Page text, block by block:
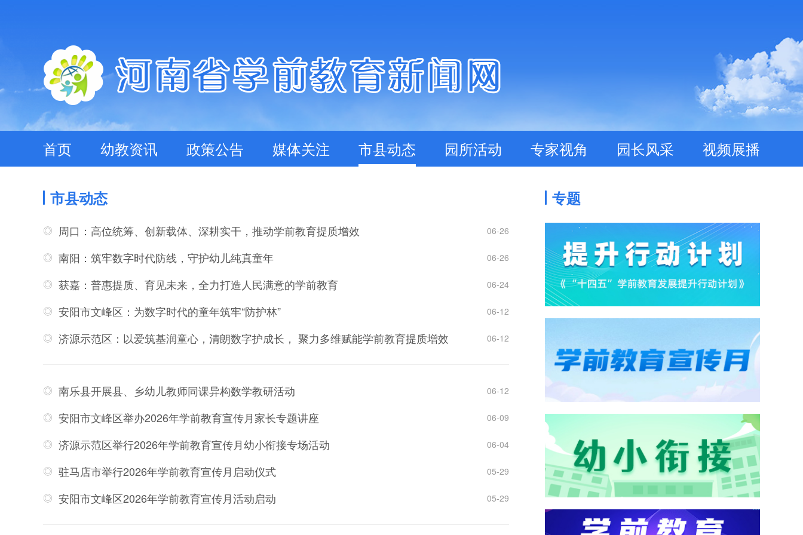
首页 幼教资讯 政策公告 媒体关注 市县动态 园所活动 专家视角 园长风采 视频展播
市县动态
周口：高位统筹、创新载体、深耕实干，推动学前教育提质增效 06-26
南阳：筑牢数字时代防线，守护幼儿纯真童年 06-26
获嘉：普惠提质、育见未来，全力打造人民满意的学前教育 06-24
安阳市文峰区：为数字时代的童年筑牢“防护林” 06-12
济源示范区：以爱筑基润童心，清朗数字护成长， 聚力多维赋能学前教育提质增效 06-12
南乐县开展县、乡幼儿教师同课异构数学教研活动 06-12
安阳市文峰区举办2026年学前教育宣传月家长专题讲座 06-09
济源示范区举行2026年学前教育宣传月幼小衔接专场活动 06-04
驻马店市举行2026年学前教育宣传月启动仪式 05-29
安阳市文峰区2026年学前教育宣传月活动启动 05-29
专题